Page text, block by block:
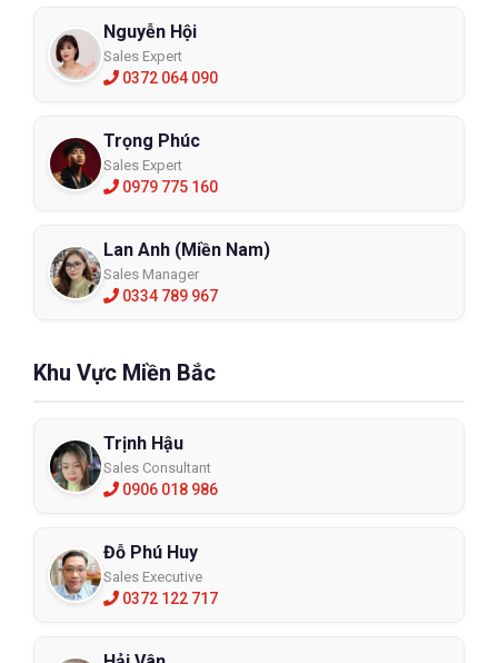
Nguyễn Hội
Sales Expert
0372 064 090
Trọng Phúc
Sales Expert
0979 775 160
Lan Anh (Miền Nam)
Sales Manager
0334 789 967
Khu Vực Miền Bắc
Trịnh Hậu
Sales Consultant
0906 018 986
Đỗ Phú Huy
Sales Executive
0372 122 717